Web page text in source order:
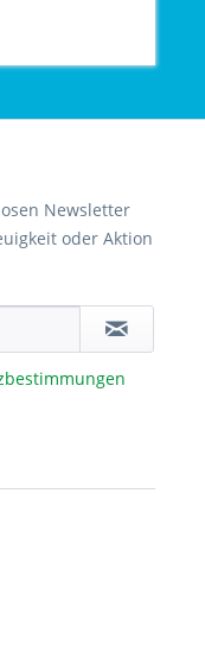
Newsletter
oder Aktion